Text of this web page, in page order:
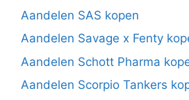
Aandelen SAS kopen
Aandelen Savage x Fenty
Aandelen Schott Pharma
Aandelen Scorpio Tankers